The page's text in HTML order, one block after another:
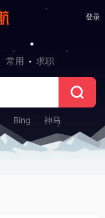
登录
常用 求职
Bing 神马